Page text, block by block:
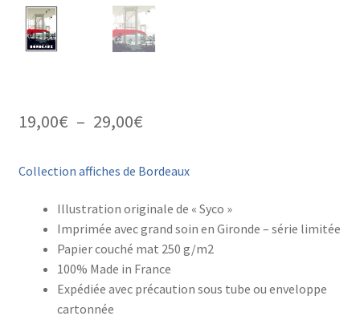
19,00€ – 29,00€Plage
prix :
19,00€
à
29,00€
Collection affiches de Bordeaux
Illustration originale de « Syco »
Imprimée avec grand soin en Gironde – série limitée
Papier couché mat 250 g/m2
100% Made in France
Expédiée avec précaution sous tube ou enveloppe
cartonnée